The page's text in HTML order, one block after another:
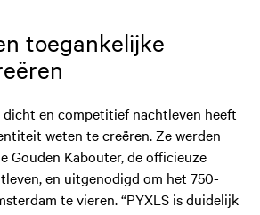
toegankelijke
dicht en competitief nachtleven heeft
weten te creëren. Ze werden
Gouden Kabouter, de officieuze
en uitgenodigd om het 750-
te vieren. “PYXLS is duidelijk